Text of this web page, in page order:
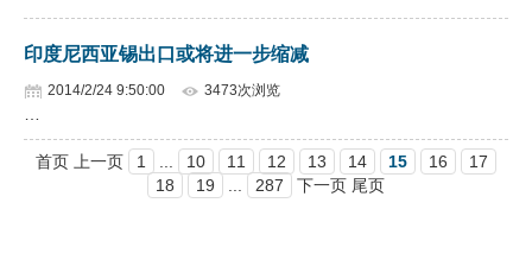
印度尼西亚锡出口或将进一步缩减
2014/2/24 9:50:00 3473次浏览
首页 上一页 1 10 11 12 13 14 15 16
17
18
19 287 下一页 尾页